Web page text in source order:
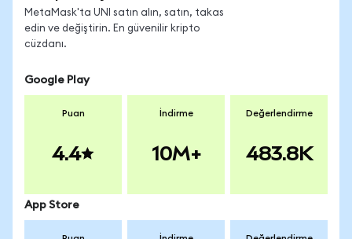
MetaMask'ta UNI satın alın, satın, takas
edin ve değiştirin. En güvenilir kripto
cüzdanı.
Google Play
Puan
4.4
İndirme
10M+
Değerlendirme
483.8K
App Store